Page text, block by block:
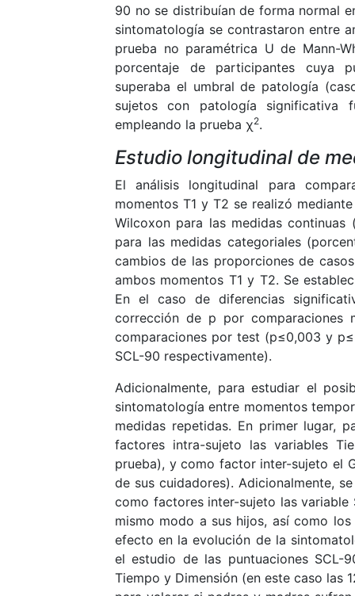
90 no se distribuían de forma normal
sintomatología se contrastaron entre
prueba no paramétrica U de Mann-
porcentaje de participantes cuya
superaba el umbral de patología
sujetos con patología significativa
empleando la prueba χ2.
Estudio longitudinal de
El análisis longitudinal para
momentos T1 y T2 se realizó
Wilcoxon para las medidas
para las medidas categoriales
cambios de las proporciones de
ambos momentos T1 y T2. Se
En el caso de diferencias
corrección de p por comparaciones
comparaciones por test (p≤0,003 y
SCL-90 respectivamente).
Adicionalmente, para estudiar el
sintomatología entre momentos
medidas repetidas. En primer lugar,
factores intra-sujeto las variables
prueba), y como factor inter-sujeto el
de sus cuidadores). Adicionalmente,
como factores inter-sujeto las
mismo modo a sus hijos, así como
efecto en la evolución de la
el estudio de las puntuaciones SCL-
Tiempo y Dimensión (en este caso las